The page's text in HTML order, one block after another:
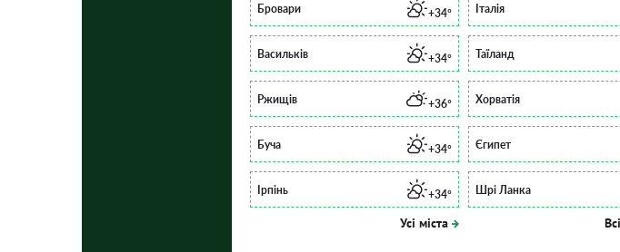
Бровари +34°
Васильків +34°
Ржищів +36°
Буча +34°
Ірпінь +34°
Усі міста
Італія
Таїланд
Хорватія
Єгипет
Шрі Ланка